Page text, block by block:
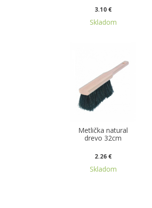
3.10 €
Skladom
Metlička natural
drevo 32cm
2.26 €
Skladom